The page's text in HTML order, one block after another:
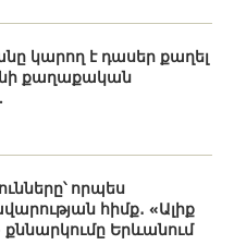
կարող է դասեր քաղել
քաղաքական
որպես
հիմք․ «Ալիք
քննարկումը Երևանում